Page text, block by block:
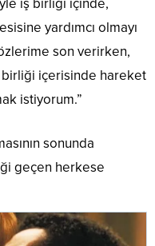
iş birliği içinde,
yardımcı olmayı
son verirken,
birliği içerisinde hareket
istiyorum.”
sonunda
geçen herkese